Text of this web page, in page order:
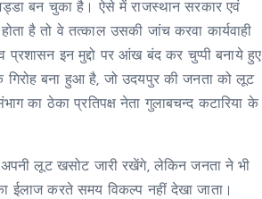
अड्डा बन चुका है। ऐसे में राजस्थान सरकार एवं
है तो वे तत्काल उसकी जांच करवा कार्यवाही
प्रशासन इन मुद्दो पर आंख बंद कर चुप्पी बनाये हुए
गिरोह बना हुआ है, जो उदयपुर की जनता को लूट
का ठेका प्रतिपक्ष नेता गुलाबचन्द कटारिया के
लूट खसोट जारी रखेंगे, लेकिन जनता ने भी
ईलाज करते समय विकल्प नहीं देखा जाता।